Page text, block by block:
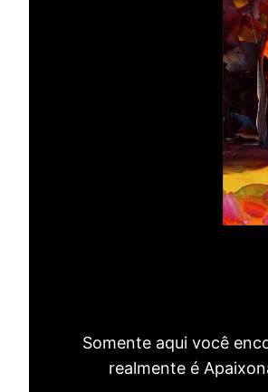
Somente aqui você
realmente é